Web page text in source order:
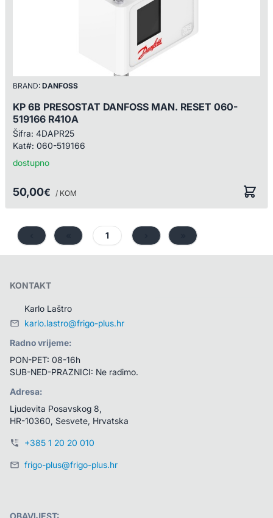
BRAND: DANFOSS
KP 6B PRESOSTAT DANFOSS MAN. RESET 060-
519166 R410A
Šifra: 4DAPR25
Kat#: 060-519166
dostupno
50,00€ / KOM
1
KONTAKT
Karlo Laštro
karlo.lastro@frigo-plus.hr
Radno vrijeme:
PON-PET: 08-16h
SUB-NED-PRAZNICI: Ne radimo.
Adresa:
Ljudevita Posavskog 8,
HR-10360, Sesvete, Hrvatska
+385 1 20 20 010
frigo-plus@frigo-plus.hr
OBAVIJEST: